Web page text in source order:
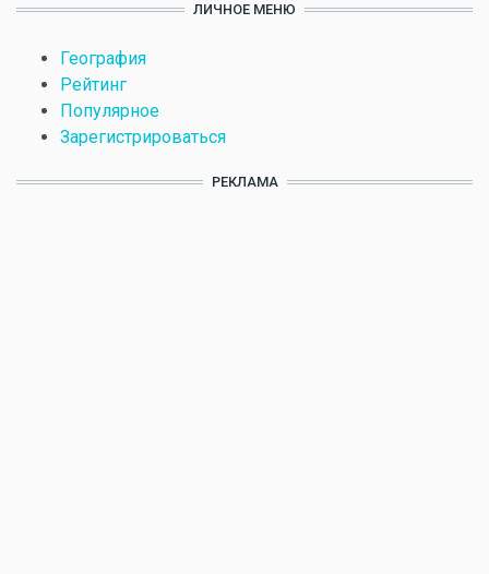
ЛИЧНОЕ МЕНЮ
География
Рейтинг
Популярное
Зарегистрироваться
РЕКЛАМА